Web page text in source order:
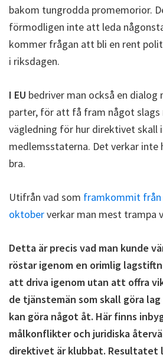
bakom tungrodda promemorior.
förmodligen inte att leda
kommer frågan att bli en rent
i riksdagen.
I EU bedriver man också en dialog
parter, för att få fram något
vägledning för hur direktivet skall
medlemsstaterna. Det verkar inte
bra.
Utifrån vad som framkommit
oktoberverkar man mest trampa
Detta är precis vad man kunde
röstar igenom en orimlig
att driva igenom utan att offra
de tjänstemän som skall göra
kan göra något åt. Här finns
målkonflikter och juridiska
direktivet är klubbat. Resultatet